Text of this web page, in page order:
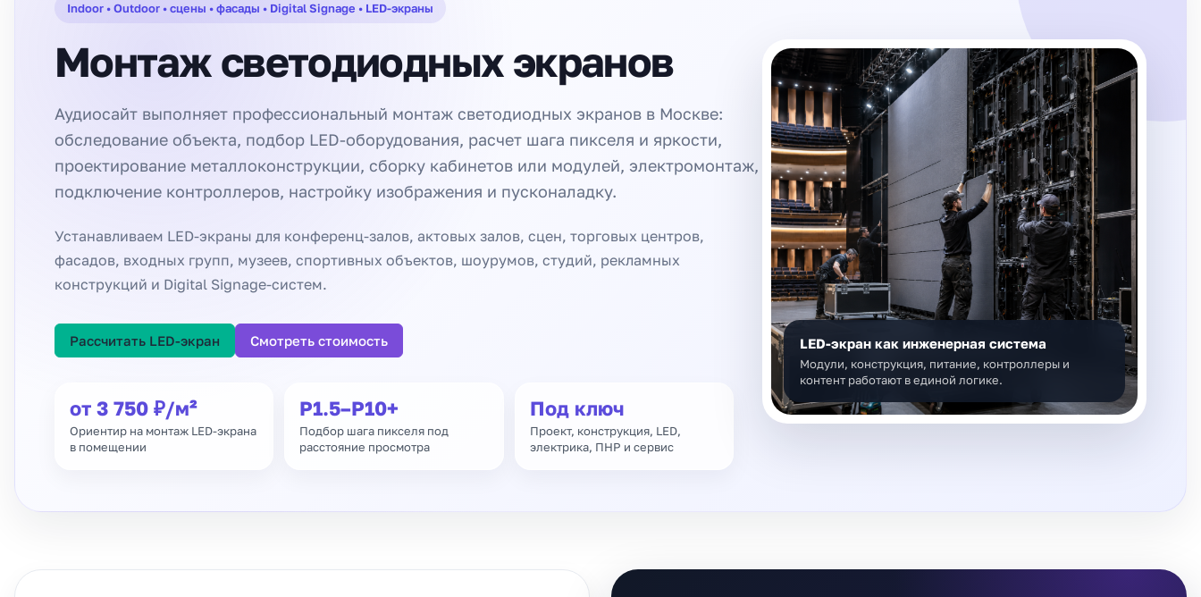
Indoor • Outdoor • сцены • фасады • Digital Signage • LED-экраны
Монтаж светодиодных экранов
Аудиосайт выполняет профессиональный монтаж светодиодных экранов в Москве:
обследование объекта, подбор LED-оборудования, расчет шага пикселя и яркости,
проектирование металлоконструкции, сборку кабинетов или модулей, электромонтаж,
подключение контроллеров, настройку изображения и пусконаладку.
Устанавливаем LED-экраны для конференц-залов, актовых залов, сцен, торговых центров,
фасадов, входных групп, музеев, спортивных объектов, шоурумов, студий, рекламных
конструкций и Digital Signage-систем.
Рассчитать LED-экран Смотреть стоимость
от 3 750 ₽/м²
Ориентир на монтаж LED-экрана
в помещении
P1.5–P10+
Подбор шага пикселя под
расстояние просмотра
Под ключ
Проект, конструкция, LED,
электрика, ПНР и сервис
LED-экран как инженерная система
Модули, конструкция, питание, контроллеры и
контент работают в единой логике.